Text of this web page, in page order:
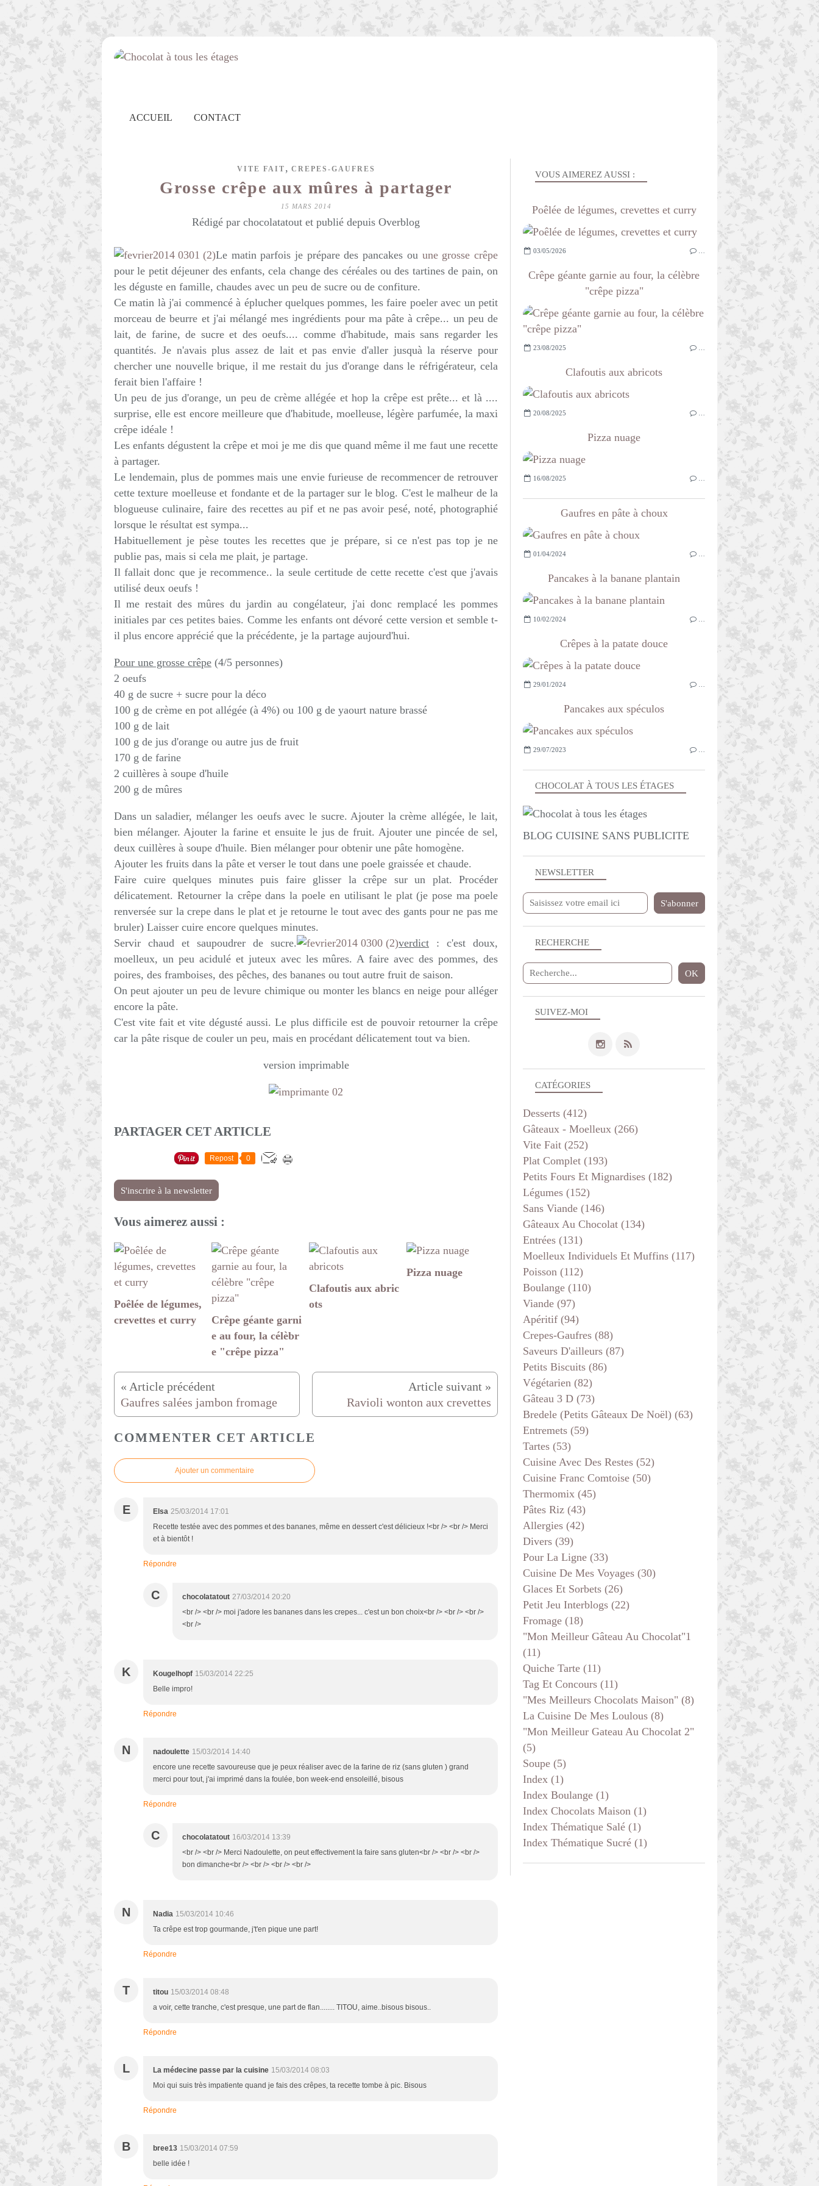
ACCUEIL CONTACT
VITE FAIT , CREPES-GAUFRES
Grosse crêpe aux mûres à partager
15 MARS 2014
Rédigé par chocolatatout et publié depuis Overblog
Le matin parfois je prépare des pancakes ou une grosse crêpe
pour le petit déjeuner des enfants, cela change des céréales ou des tartines de pain, on
les déguste en famille, chaudes avec un peu de sucre ou de confiture.
Ce matin là j'ai commencé à éplucher quelques pommes, les faire poeler avec un petit
morceau de beurre et j'ai mélangé mes ingrédients pour ma pâte à crêpe... un peu de
lait, de farine, de sucre et des oeufs.... comme d'habitude, mais sans regarder les
quantités. Je n'avais plus assez de lait et pas envie d'aller jusquà la réserve pour
chercher une nouvelle brique, il me restait du jus d'orange dans le réfrigérateur, cela
ferait bien l'affaire !
Un peu de jus d'orange, un peu de crème allégée et hop la crêpe est prête... et là ....
surprise, elle est encore meilleure que d'habitude, moelleuse, légère parfumée, la maxi
crêpe idéale !
Les enfants dégustent la crêpe et moi je me dis que quand même il me faut une recette
à partager.
Le lendemain, plus de pommes mais une envie furieuse de recommencer de retrouver
cette texture moelleuse et fondante et de la partager sur le blog. C'est le malheur de la
blogueuse culinaire, faire des recettes au pif et ne pas avoir pesé, noté, photographié
lorsque le résultat est sympa...
Habituellement je pèse toutes les recettes que je prépare, si ce n'est pas top je ne
publie pas, mais si cela me plait, je partage.
Il fallait donc que je recommence.. la seule certitude de cette recette c'est que j'avais
utilisé deux oeufs !
Il me restait des mûres du jardin au congélateur, j'ai donc remplacé les pommes
initiales par ces petites baies. Comme les enfants ont dévoré cette version et semble t-
il plus encore apprécié que la précédente, je la partage aujourd'hui.
Pour une grosse crêpe (4/5 personnes)
2 oeufs
40 g de sucre + sucre pour la déco
100 g de crème en pot allégée (à 4%) ou 100 g de yaourt nature brassé
100 g de lait
100 g de jus d'orange ou autre jus de fruit
170 g de farine
2 cuillères à soupe d'huile
200 g de mûres
Dans un saladier, mélanger les oeufs avec le sucre. Ajouter la crème allégée, le lait,
bien mélanger. Ajouter la farine et ensuite le jus de fruit. Ajouter une pincée de sel,
deux cuillères à soupe d'huile. Bien mélanger pour obtenir une pâte homogène.
Ajouter les fruits dans la pâte et verser le tout dans une poele graissée et chaude.
Faire cuire quelques minutes puis faire glisser la crêpe sur un plat. Procéder
délicatement. Retourner la crêpe dans la poele en utilisant le plat (je pose ma poele
renversée sur la crepe dans le plat et je retourne le tout avec des gants pour ne pas me
bruler) Laisser cuire encore quelques minutes.
Servir chaud et saupoudrer de sucre.
verdict : c'est doux,
moelleux, un peu acidulé et juteux avec les mûres. A faire avec des pommes, des
poires, des framboises, des pêches, des bananes ou tout autre fruit de saison.
On peut ajouter un peu de levure chimique ou monter les blancs en neige pour alléger
encore la pâte.
C'est vite fait et vite dégusté aussi. Le plus difficile est de pouvoir retourner la crêpe
car la pâte risque de couler un peu, mais en procédant délicatement tout va bien.
version imprimable
PARTAGER CET ARTICLE
Repost 0
S'inscrire à la newsletter
Vous aimerez aussi :
Poêlée de légumes,
crevettes et curry
Crêpe géante garni
e au four, la célèbr
e "crêpe pizza"
Clafoutis aux abric
ots
Pizza nuage
Gaufres salées jambon fromage Ravioli wonton aux crevettes
COMMENTER CET ARTICLE
Ajouter un commentaire
E Elsa 25/03/2014 17:01
Recette testée avec des pommes et des bananes, même en dessert c'est délicieux !<br /> <br /> Merci
et à bientôt !
Répondre
C chocolatatout 27/03/2014 20:20
<br /> <br /> moi j'adore les bananes dans les crepes... c'est un bon choix<br /> <br /> <br />
<br />
K Kougelhopf 15/03/2014 22:25
Belle impro!
Répondre
N nadoulette 15/03/2014 14:40
encore une recette savoureuse que je peux réaliser avec de la farine de riz (sans gluten ) grand
merci pour tout, j'ai imprimé dans la foulée, bon week-end ensoleillé, bisous
Répondre
C chocolatatout 16/03/2014 13:39
<br /> <br /> Merci Nadoulette, on peut effectivement la faire sans gluten<br /> <br /> <br />
bon dimanche<br /> <br /> <br /> <br />
N Nadia 15/03/2014 10:46
Ta crêpe est trop gourmande, j't'en pique une part!
Répondre
T titou 15/03/2014 08:48
a voir, cette tranche, c'est presque, une part de flan........ TITOU, aime..bisous bisous..
Répondre
L La médecine passe par la cuisine 15/03/2014 08:03
Moi qui suis très impatiente quand je fais des crêpes, ta recette tombe à pic. Bisous
Répondre
B bree13 15/03/2014 07:59
belle idée !
NEWSLETTER
SUIVEZ-MOI
RECHERCHE
CHOCOLAT À TOUS LES ÉTAGES
BLOG CUISINE SANS PUBLICITE
VOUS AIMEREZ AUSSI :
Poêlée de légumes, crevettes et curry
03/05/2026
Crêpe géante garnie au four, la célèbre
"crêpe pizza"
23/08/2025
Clafoutis aux abricots
20/08/2025
Pizza nuage
16/08/2025
Gaufres en pâte à choux
01/04/2024
Pancakes à la banane plantain
10/02/2024
Crêpes à la patate douce
29/01/2024
Pancakes aux spéculos
29/07/2023
CATÉGORIES
Desserts (412)
Gâteaux - Moelleux (266)
Vite Fait (252)
Plat Complet (193)
Petits Fours Et Mignardises (182)
Légumes (152)
Sans Viande (146)
Gâteaux Au Chocolat (134)
Entrées (131)
Moelleux Individuels Et Muffins (117)
Poisson (112)
Boulange (110)
Viande (97)
Apéritif (94)
Crepes-Gaufres (88)
Saveurs D'ailleurs (87)
Petits Biscuits (86)
Végétarien (82)
Gâteau 3 D (73)
Bredele (petits Gâteaux De Noël) (63)
Entremets (59)
Tartes (53)
Cuisine Avec Des Restes (52)
Cuisine Franc Comtoise (50)
Thermomix (45)
Pâtes Riz (43)
Allergies (42)
Divers (39)
Pour La Ligne (33)
Cuisine De Mes Voyages (30)
Glaces Et Sorbets (26)
Petit Jeu Interblogs (22)
Fromage (18)
"mon Meilleur Gâteau Au Chocolat"1
(11)
Quiche Tarte (11)
Tag Et Concours (11)
"mes Meilleurs Chocolats Maison" (8)
La Cuisine De Mes Loulous (8)
"mon Meilleur Gateau Au Chocolat 2"
(5)
Soupe (5)
Index (1)
Index Boulange (1)
Index Chocolats Maison (1)
Index Thématique Salé (1)
Index Thématique Sucré (1)